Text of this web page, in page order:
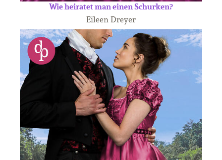
Wie heiratet man einen Schurken?
Eileen Dreyer